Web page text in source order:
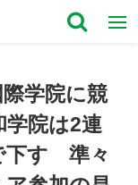
学院に競
院は2連
下す 準々